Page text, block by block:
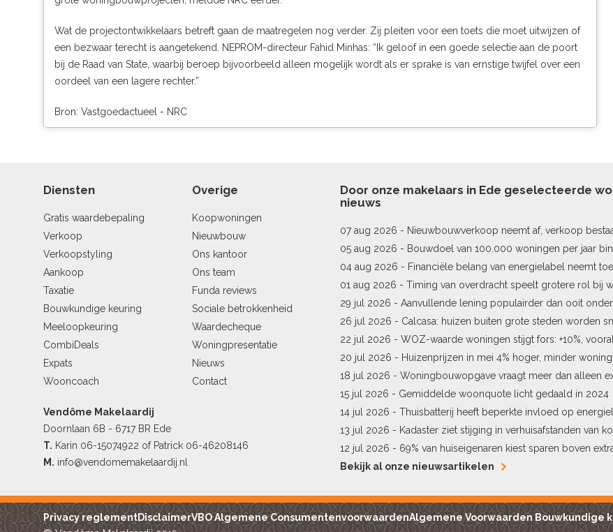
Wat de projectontwikkelaars betreft gaan de maatregelen nog verder. Zij pleiten voor een toets die moet uitwijzen of
een bezwaar terecht is aangetekend. NEPROM-directeur Fahid Minhas: “Ik geloof in een goede selectie aan de poort
bij de Raad van State , waarbij beroep bijvoorbeeld alleen mogelijk wordt als er sprake is van ernstige twijfel over een
oordeel van een lagere rechter.”
Bron: Vastgoedactueel - NRC
Diensten
Gratis waardebepaling
Verkoop
Verkoopstyling
Aankoop
Taxatie
Bouwkundige keuring
Meeloopkeuring
CombiDeals
Expats
Wooncoach
Overige
Koopwoningen
Nieuwbouw
Ons kantoor
Ons team
Funda reviews
Sociale betrokkenheid
Waardecheque
Woningpresentatie
Nieuws
Contact
Vendôme Makelaardij
Doornlaan 6B - 6717 BR Ede
T. Karin 06-15074922 of Patrick 06-46208146
M. info@vendomemakelaardij.nl
Door onze makelaars in Ede geselecteerde
nieuws
07 aug 2026 - Nieuwbouwverkoop neemt af, verkoop
stijgt
05 aug 2026 - Bouwdoel van 100.000 woningen per jaar
04 aug 2026 - Financiële belang van energielabel neemt toe
01 aug 2026 - Timing van overdracht speelt grotere rol bij
29 jul 2026 - Aanvullende lening populairder dan ooit
26 jul 2026 - Calcasa: huizen buiten grote steden worden
22 jul 2026 - WOZ-waarde woningen stijgt fors: +10%,
Pekela
20 jul 2026 - Huizenprijzen in mei 4% hoger, minder
18 jul 2026 - Woningbouwopgave vraagt meer dan alleen
15 jul 2026 - Gemiddelde woonquote licht gedaald in 2024
14 jul 2026 - Thuisbatterij heeft beperkte invloed op
13 jul 2026 - Kadaster ziet stijging in verhuisafstanden van
12 jul 2026 - 69% van huiseigenaren kiest sparen boven
hypotheekaflossing
Bekijk al onze nieuwsartikelen
Privacy reglementDisclaimerVBO Algemene ConsumentenvoorwaardenAlgemene Voorwaarden Bouwkundige